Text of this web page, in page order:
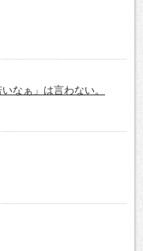
なぁ」は言わない。